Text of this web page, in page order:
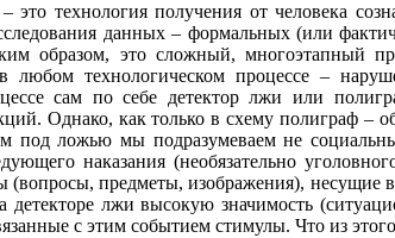
технология получения от человека
данных – формальных (или
образом, это сложный, многоэтапный
любом технологическом процессе –
сам по себе детектор лжи или
Однако, как только в схему полиграф –
под ложью мы подразумеваем не
наказания (необязательно
(вопросы, предметы, изображения), несущие
детекторе лжи высокую значимость
с этим событием стимулы. Что из